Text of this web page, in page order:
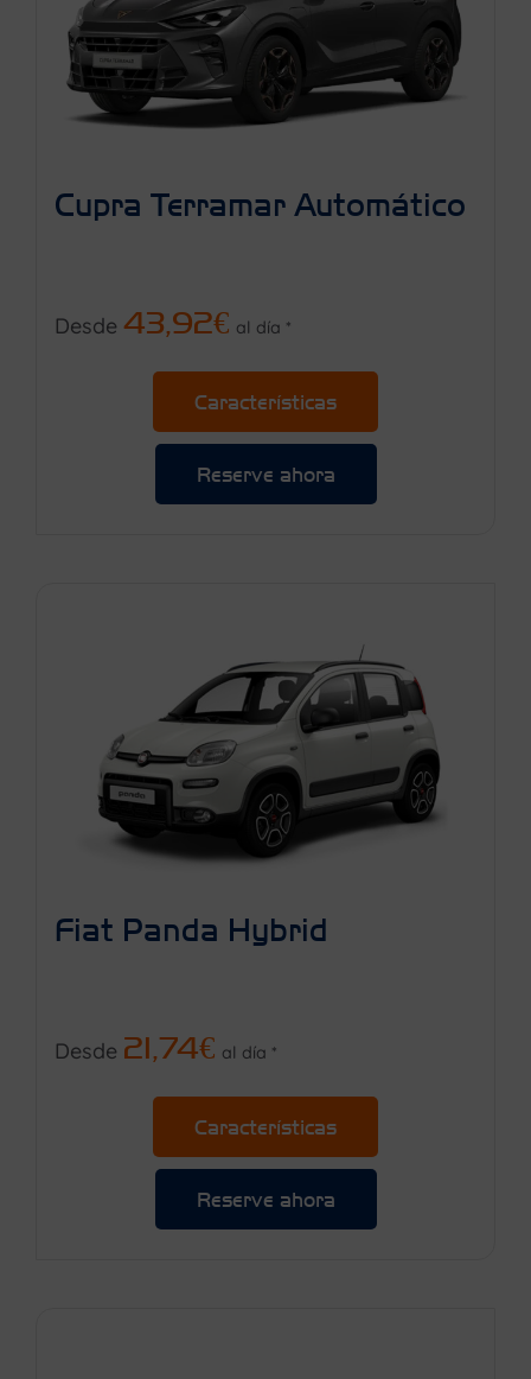
Cupra Terramar Automático
Desde 43,92€ al día *
Características
Reserve ahora
Fiat Panda Hybrid
Desde 21,74€ al día *
Características
Reserve ahora